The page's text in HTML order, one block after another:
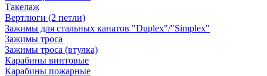
Такелаж
Вертлюги (2 петли)
Зажимы для стальных канатов "Duplex"/"Simplex"
Зажимы троса
Зажимы троса (втулка)
Карабины винтовые
Карабины пожарные